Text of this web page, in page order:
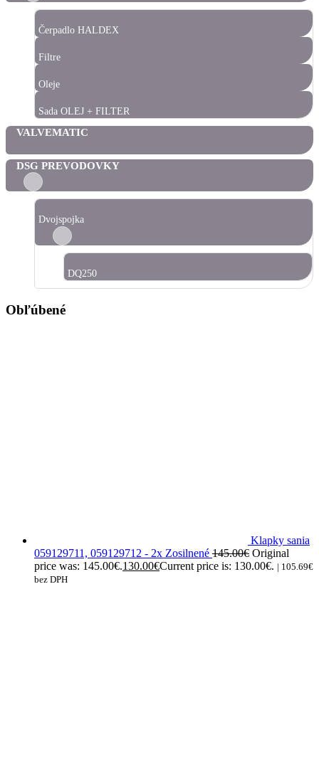
Čerpadlo HALDEX
Filtre
Oleje
Sada OLEJ + FILTER
VALVEMATIC
DSG PREVODOVKY
Dvojspojka
DQ250
Obľúbené
Klapky sania
059129711, 059129712 - 2x Zosilnené 145.00€ Original
price was: 145.00€.130.00€Current price is: 130.00€. | 105.69€
bez DPH